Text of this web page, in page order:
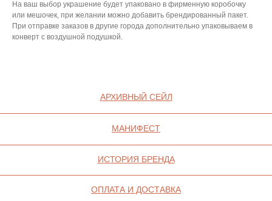
На ваш выбор украшение будет упаковано в фирменную коробочку
или мешочек, при желании можно добавить брендированный пакет.
При отправке заказов в другие города дополнительно упаковываем в
конверт с воздушной подушкой.
СОГЛАСИЕ НА ОБРАБОТКУ ПЕРСОНАЛЬНЫХ
КОНФИДЕНЦИАЛЬНОСТИ
ВАКАНСИИ
КОНТАКТЫ
2025 © QARI QRIS
Оферта